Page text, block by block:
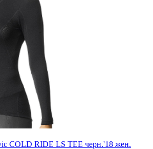
COLD RIDE LS TEE черн.'18 жен.